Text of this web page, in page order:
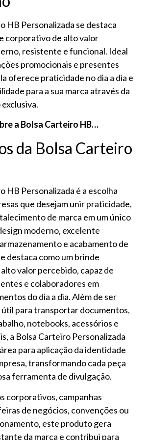
HB Personalizada se destaca
corporativo de alto valor
resistente e funcional. Ideal
promocionais e presentes
oferece praticidade no dia a dia e
para a sua marca através da
a Bolsa Carteiro HB…
da Bolsa Carteiro
HB Personalizada é a escolha
que desejam unir praticidade,
de marca em um único
moderno, excelente
e acabamento de
destaca como um brinde
valor percebido, capaz de
e colaboradores em
do dia a dia. Além de ser
para transportar documentos,
notebooks, acessórios e
a Bolsa Carteiro Personalizada
para aplicação da identidade
transformando cada peça
ferramenta de divulgação.
corporativos, campanhas
de negócios, convenções ou
este produto gera
da marca e contribui para